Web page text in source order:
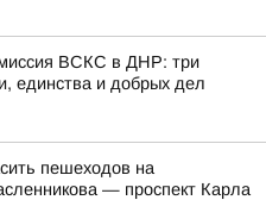
ВСКС в ДНР: три
единства и добрых дел
пешеходов на
— проспект Карла